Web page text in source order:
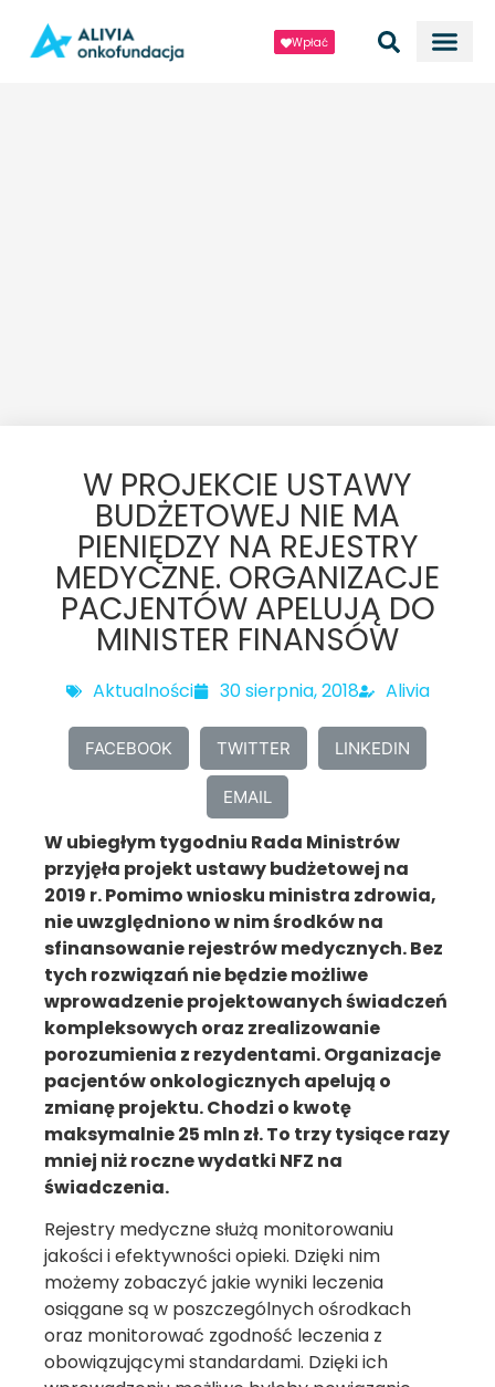
Wpłać
W PROJEKCIE USTAWY
BUDŻETOWEJ NIE MA
PIENIĘDZY NA REJESTRY
MEDYCZNE. ORGANIZACJE
PACJENTÓW APELUJĄ DO
MINISTER FINANSÓW
Aktualności 30 sierpnia, 2018 Alivia
FACEBOOK TWITTER LINKEDIN
EMAIL
W ubiegłym tygodniu Rada Ministrów
przyjęła projekt ustawy budżetowej na
2019 r. Pomimo wniosku ministra zdrowia,
nie uwzględniono w nim środków na
sfinansowanie rejestrów medycznych. Bez
tych rozwiązań nie będzie możliwe
wprowadzenie projektowanych świadczeń
kompleksowych oraz zrealizowanie
porozumienia z rezydentami. Organizacje
pacjentów onkologicznych apelują o
zmianę projektu. Chodzi o kwotę
maksymalnie 25 mln zł. To trzy tysiące razy
mniej niż roczne wydatki NFZ na
świadczenia.
Rejestry medyczne służą monitorowaniu
jakości i efektywności opieki. Dzięki nim
możemy zobaczyć jakie wyniki leczenia
osiągane są w poszczególnych ośrodkach
oraz monitorować zgodność leczenia z
obowiązującymi standardami. Dzięki ich